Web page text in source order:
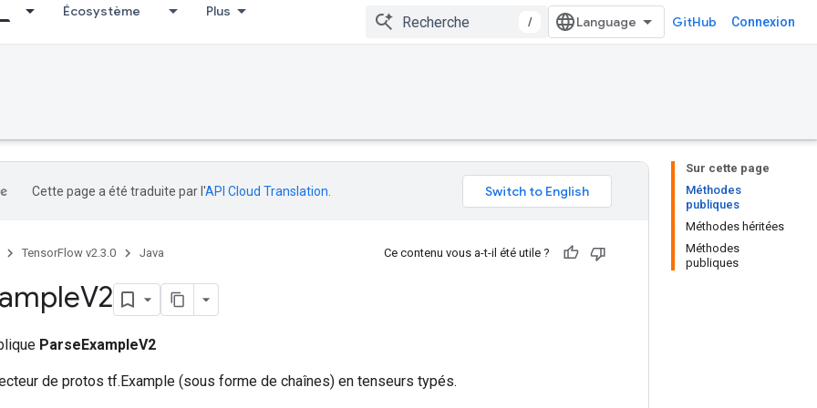
Écosystème Plus
/ GitHub Connexion
Sur cette page
Méthodes
publiques
Méthodes héritées
Méthodes
publiques
Cette page a été traduite par l'API Cloud Translation
TensorFlow v2.3.0 Java Ce contenu vous a-t-il été utile ?
V2
ParseExampleV2
de protos tf.Example (sous forme de chaînes) en tenseurs typés.